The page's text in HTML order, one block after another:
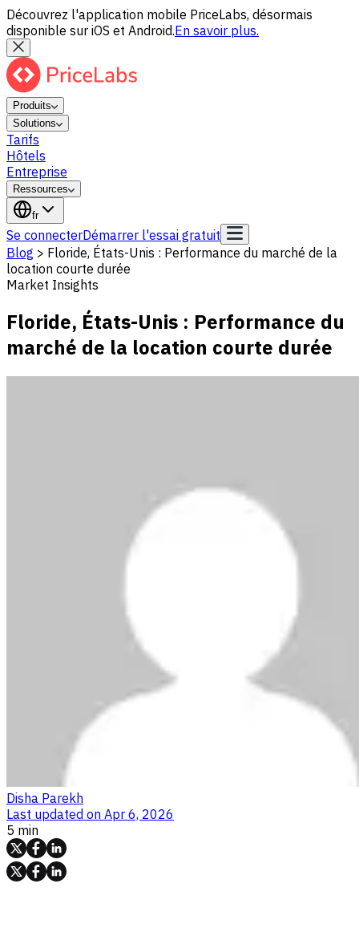
Découvrez l'application mobile PriceLabs, désormais
disponible sur iOS et Android.En savoir plus.
Produits
Solutions
Tarifs
Hôtels
Entreprise
Ressources
fr
Se connecterDémarrer l'essai gratuit
Blog > Floride, États-Unis : Performance du marché de la
location courte durée
Market Insights
Floride, États-Unis : Performance du
marché de la location courte durée
Disha Parekh
Last updated on Apr 6, 2026
5 min